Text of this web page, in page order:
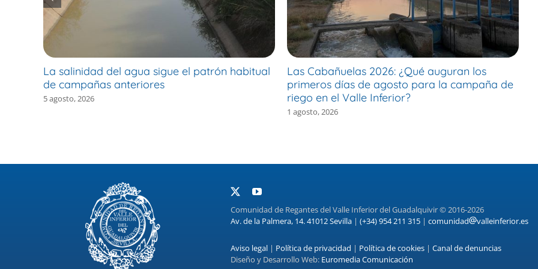
La salinidad del agua sigue el patrón habitual
de campañas anteriores
5 agosto, 2026
Las Cabañuelas 2026: ¿Qué auguran los
primeros días de agosto para la campaña de
riego en el Valle Inferior?
1 agosto, 2026
Comunidad de Regantes del Valle Inferior del Guadalquivir © 2016-2026
Av. de la Palmera, 14. 41012 Sevilla| (+34) 954 211 315| comunidad valleinferior.es
Aviso legal| Política de privacidad | Política de cookies| Canal de denuncias
Diseño y Desarrollo Web: Euromedia Comunicación